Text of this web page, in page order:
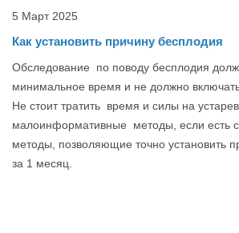
5 Март 2025
Как установить причину бесплодия
Обследование по поводу бесплодия
минимальное время и не должно
Не стоит тратить время и силы на
малоинформативные методы, если есть
методы, позволяющие точно установить
за 1 месяц.